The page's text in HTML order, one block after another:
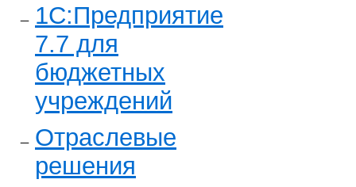
1С:Предприятие
7.7 для
бюджетных
учреждений
Отраслевые
решения